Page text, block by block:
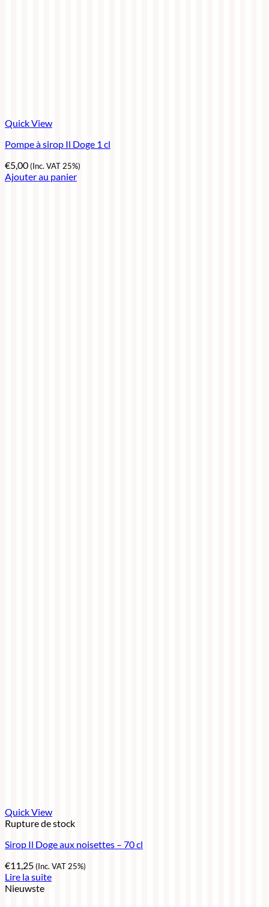
Quick View
Pompe à sirop Il Doge 1 cl
€5,00(Inc. VAT 25%)
Ajouter au panier
Quick View
Rupture de stock
Sirop Il Doge aux noisettes – 70 cl
€11,25(Inc. VAT 25%)
Lire la suite
Nieuwste